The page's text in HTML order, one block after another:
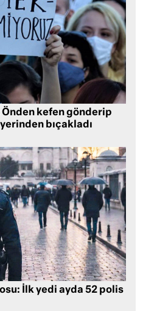
Önden kefen gönderip
yerinden bıçakladı
İlk yedi ayda 52 polis